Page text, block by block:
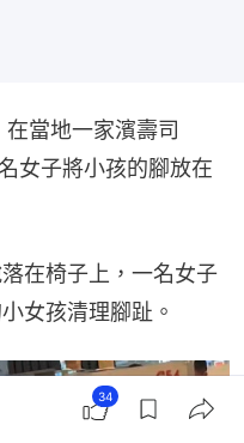
當地一家濱壽司
女子將小孩的腳放在
在椅子上，一名女子
女孩清理腳趾。
34